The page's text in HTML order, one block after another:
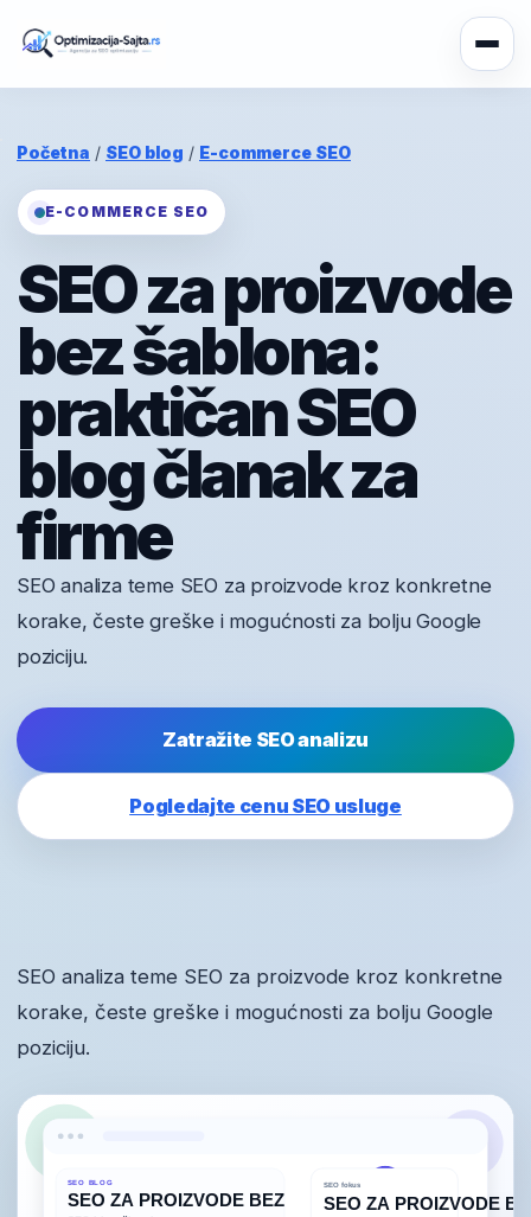
Početna / SEO blog / E-commerce SEO
E-COMMERCE SEO
SEO za proizvode
bez šablona:
praktičan SEO
blog članak za
firme
SEO analiza teme SEO za proizvode kroz konkretne
korake, česte greške i mogućnosti za bolju Google
poziciju.
Zatražite SEO analizu
Pogledajte cenu SEO usluge
SEO analiza teme SEO za proizvode kroz konkretne
korake, česte greške i mogućnosti za bolju Google
poziciju.